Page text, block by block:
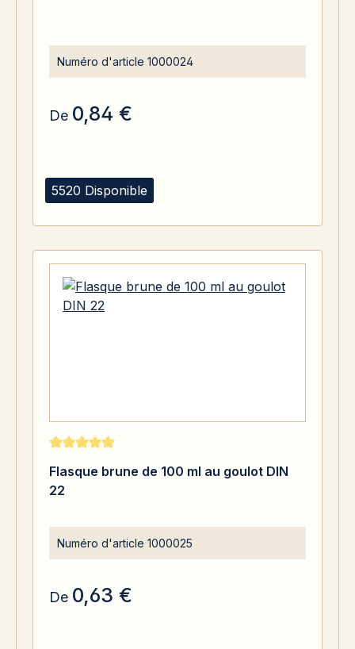
5520 Disponible
Numéro d'article 1000024
De 0,84 €
Flasque brune de 100 ml au goulot DIN
22
Numéro d'article 1000025
De 0,63 €